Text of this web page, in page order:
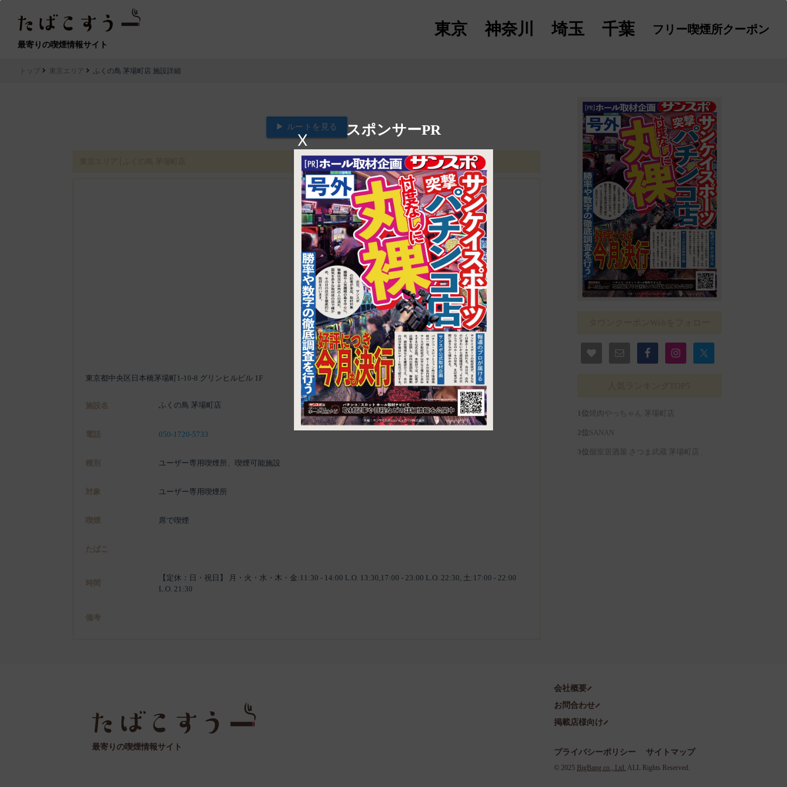
最寄りの喫煙情報サイト
東京 神奈川 埼玉 千葉 フリー喫煙所クーポン
スポンサーPR
X
1
トップ 東京エリア ふくの鳥 茅場町店 施設詳細
▶ ルートを見る
東京都中央区日本橋茅場町1-10-8 グリンヒルビル 1F
施設名 ふくの鳥 茅場町店
電話 050-1720-5733
種別 ユーザー専用喫煙所、喫煙可能施設
対象 ユーザー専用喫煙所
喫煙 席で喫煙
たばこ
時間
【定休：日・祝日】 月・火・水・木・金:11:30 - 14:00 L.O. 13:30,17:00 - 23:00 L.O. 22:30, 土:17:00 - 22:00
L.O. 21:30
備考
焼肉やっちゃん 茅場町店
SANAN
個室居酒屋 さつま武蔵 茅場町店
最寄りの喫煙情報サイト
会社概要
お問合わせ
掲載店様向け
プライバシーポリシー サイトマップ
©️ 2025 BigBang co., Ltd. ALL Rights Reserved.